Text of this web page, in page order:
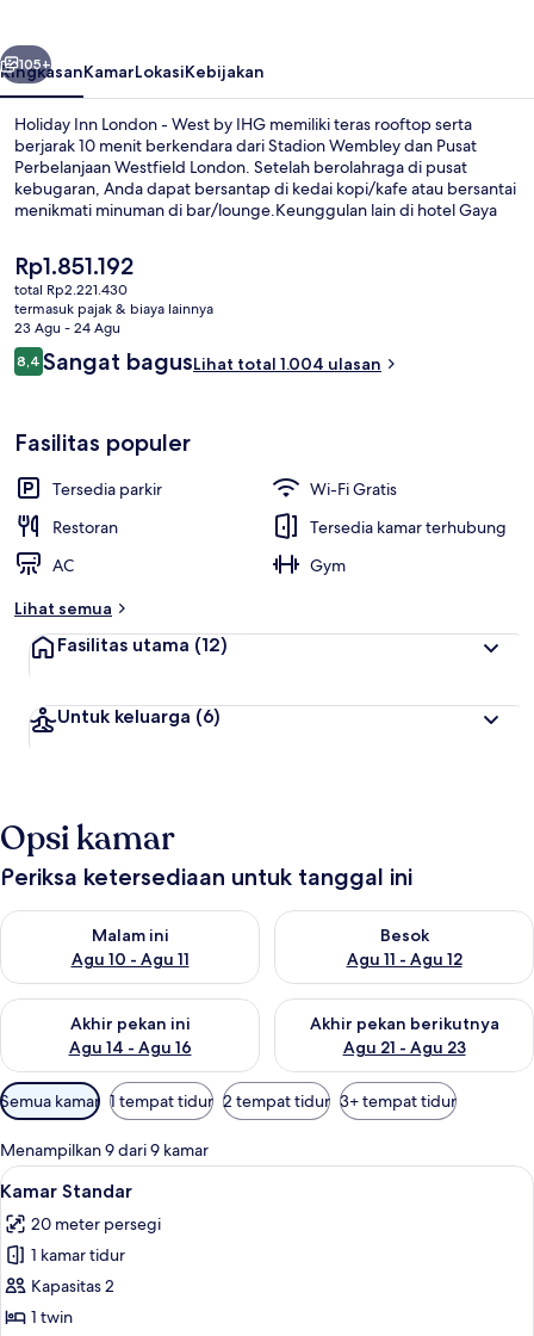
by
IHG
Berikutnya
105+
RingkasanKamarLokasiKebijakan
Holiday Inn London - West by IHG memiliki teras rooftop serta
berjarak 10 menit berkendara dari Stadion Wembley dan Pusat
Perbelanjaan Westfield London. Setelah berolahraga di pusat
kebugaran, Anda dapat bersantap di kedai kopi/kafe atau bersantai
menikmati minuman di bar/lounge.Keunggulan lain di hotel Gaya
menyukai staf dan sarapan. Properti ini berada dekat dengan
transportasi umum: Stasiun Bawah Tanah North Acton berjarak 5
menit.
Harga
saat
ini
Rp1.851.192
Rp1.851.192
total Rp2.221.430
termasuk pajak & biaya lainnya
23 Agu - 24 Agu
Ulasan
8,48,4 dari 10
Sangat bagusLihat total 1.004 ulasan
Fasilitas populer
Tersedia parkir
Wi-Fi Gratis
Restoran
Tersedia kamar terhubung
AC
Gym
Lihat semua
Fasilitas utama (12)
Untuk keluarga (6)
Opsi kamar
Periksa ketersediaan untuk tanggal ini
Malam ini
Agu 10 - Agu 11
Periksa ketersediaan untuk malam ini Agu 10 - Agu 11
Besok
Agu 11 - Agu 12
Periksa ketersediaan untuk
Akhir pekan ini
Agu 14 - Agu 16
Periksa ketersediaan untuk akhir pekan ini Agu 14 - Agu 16
Akhir pekan berikutnya
Agu 21 - Agu 23
Periksa ketersediaan untuk
Filter
tersedia
untuk
kamar
Semua kamar 1 tempat tidur 2 tempat tidur 3+ tempat tidur
Menampilkan 9 dari 9 kamar
Lihat
semua
foto
untuk
Kamar
Standar
5
Kamar Standar
20 meter persegi
1 kamar tidur
Kapasitas 2
1 twin